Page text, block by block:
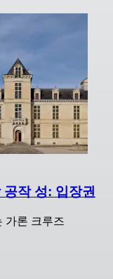
작 성: 입장권
가론 크루즈